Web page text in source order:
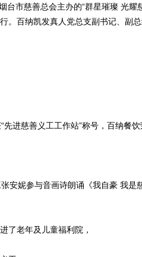
市慈善总会主办的“群星璀璨 光耀
。百纳凯发真人 党总支副书记、副
进慈善义工工作站”称号，百纳餐饮
安妮参与音画诗朗诵《我自豪 我是
了老年及儿童福利院，